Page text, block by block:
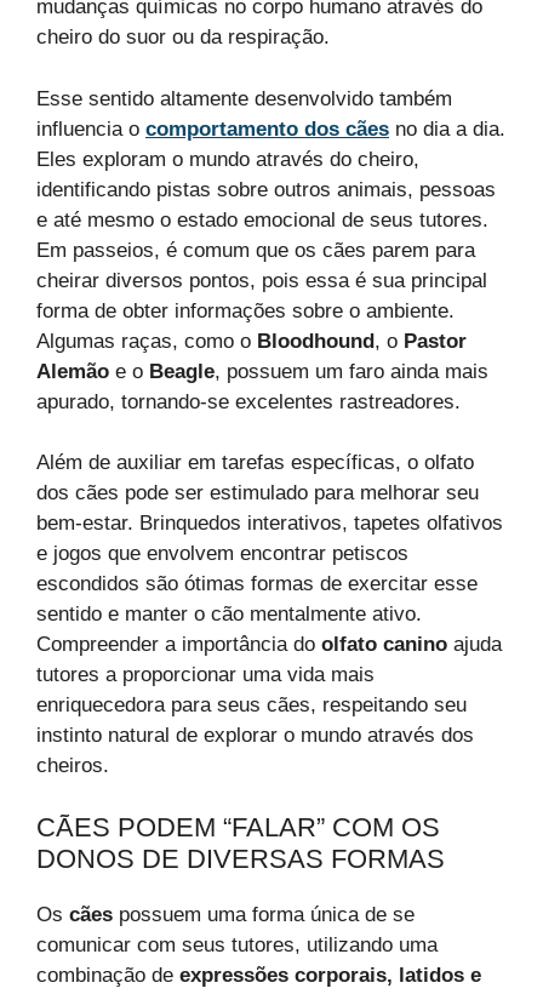
mudanças químicas no corpo humano através do
cheiro do suor ou da respiração.
Esse sentido altamente desenvolvido também
influencia o comportamento dos cães no dia a dia.
Eles exploram o mundo através do cheiro,
identificando pistas sobre outros animais, pessoas
e até mesmo o estado emocional de seus tutores.
Em passeios, é comum que os cães parem para
cheirar diversos pontos, pois essa é sua principal
forma de obter informações sobre o ambiente.
Algumas raças, como o Bloodhound, o Pastor
Alemão e o Beagle, possuem um faro ainda mais
apurado, tornando-se excelentes rastreadores.
Além de auxiliar em tarefas específicas, o olfato
dos cães pode ser estimulado para melhorar seu
bem-estar. Brinquedos interativos, tapetes olfativos
e jogos que envolvem encontrar petiscos
escondidos são ótimas formas de exercitar esse
sentido e manter o cão mentalmente ativo.
Compreender a importância do olfato canino ajuda
tutores a proporcionar uma vida mais
enriquecedora para seus cães, respeitando seu
instinto natural de explorar o mundo através dos
cheiros.
CÃES PODEM “FALAR” COM OS
DONOS DE DIVERSAS FORMAS
Os cães possuem uma forma única de se
comunicar com seus tutores, utilizando uma
combinação de expressões corporais, latidos e